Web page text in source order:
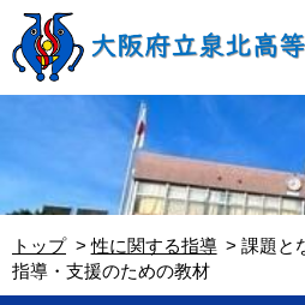
トップ 性に関する指導
課題と
指導・支援のための教材